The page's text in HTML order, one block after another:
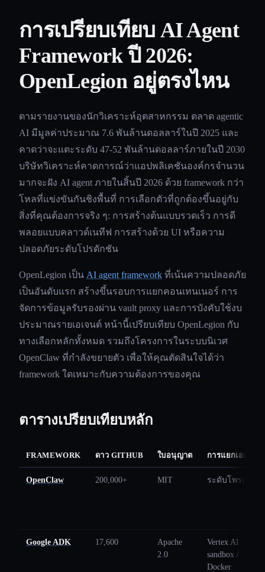
การเปรียบเทียบ AI Agent
Framework ปี 2026:
OpenLegion อยู่ตรงไหน
ตามรายงานของนักวิเคราะห์อุตสาหกรรม ตลาด agentic
AI มีมูลค่าประมาณ 7.6 พันล้านดอลลาร์ในปี 2025 และ
คาดว่าจะแตะระดับ 47-52 พันล้านดอลลาร์ภายในปี 2030
บริษัทวิเคราะห์คาดการณ์ว่าแอปพลิเคชันองค์กรจำนวน
มากจะฝัง AI agent ภายในสิ้นปี 2026 ด้วย framework กว่า
โหลที่แข่งขันกันชิงพื้นที่ การเลือกตัวที่ถูกต้องขึ้นอยู่กับ
สิ่งที่คุณต้องการจริง ๆ: การสร้างต้นแบบรวดเร็ว การดี
พลอยแบบคลาวด์เนทีฟ การสร้างด้วย UI หรือความ
ปลอดภัยระดับโปรดักชัน
OpenLegion เป็น AI agent framework ที่เน้นความปลอดภัย
เป็นอันดับแรก สร้างขึ้นรอบการแยกคอนเทนเนอร์ การ
จัดการข้อมูลรับรองผ่าน vault proxy และการบังคับใช้งบ
ประมาณรายเอเจนต์ หน้านี้เปรียบเทียบ OpenLegion กับ
ทางเลือกหลักทั้งหมด รวมถึงโครงการในระบบนิเวศ
OpenClaw ที่กำลังขยายตัว เพื่อให้คุณตัดสินใจได้ว่า
framework ใดเหมาะกับความต้องการของคุณ
ตารางเปรียบเทียบหลัก
FRAMEWORK ดาว GITHUB ใบอนุญาต การแยกเอเจนต์
OpenClaw 200,000+ MIT ระดับโพรเซส
Google ADK 17,600
Apache
2.0
Vertex AI
sandbox /
Docker